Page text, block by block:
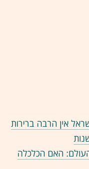
אין הרבה ברירות
האם הכלכלה